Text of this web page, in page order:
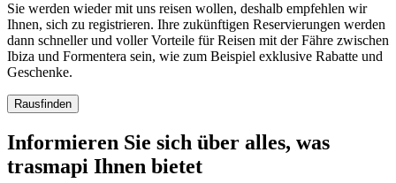
Sie werden wieder mit uns reisen wollen, deshalb empfehlen wir
Ihnen, sich zu registrieren. Ihre zukünftigen Reservierungen werden
dann schneller und voller Vorteile für Reisen mit der Fähre zwischen
Ibiza und Formentera sein, wie zum Beispiel exklusive Rabatte und
Geschenke.
Rausfinden
Informieren Sie sich über alles, was
trasmapi Ihnen bietet